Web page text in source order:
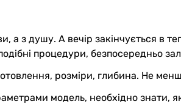
а з душу. А вечір закінчується в
процедури, безпосередньо
розміри, глибина. Не
модель, необхідно